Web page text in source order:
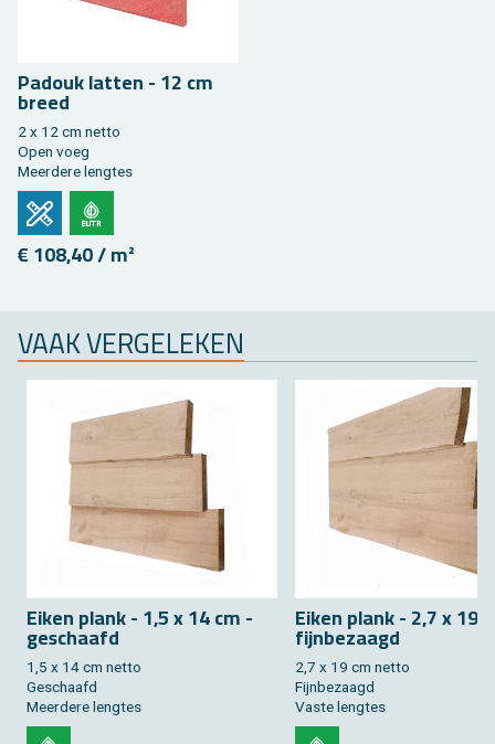
Pa­douk lat­ten - 12 cm
breed
2 x 12 cm netto
Open voeg
Meer­de­re leng­tes
€ 108,40 / m²
VAAK VER­GE­LE­KEN
Eiken plank - 1,5 x 14 cm -
ge­schaafd
1,5 x 14 cm netto
Ge­schaafd
Meer­de­re leng­tes
Eiken plank - 2,7 x 19
fijn­be­zaagd
2,7 x 19 cm netto
Fijn­be­zaagd
Vaste leng­tes